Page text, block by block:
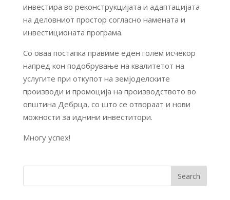
инвестира во реконструкцијата и адаптацијата
на деловниот простор согласно намената и
инвестиционата програма.
Со оваа постапка правиме еден голем исчекор
напред кон подобрување на квалитетот на
услугите при откупот на земјоделските
производи и промоција на производството во
општина Дебрца, со што се отвораат и нови
можности за иднини инвеститори.
Многу успех!